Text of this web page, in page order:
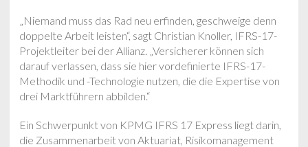
„Niemand muss das Rad neu erfinden, geschweige denn
doppelte Arbeit leisten“, sagt Christian Knoller, IFRS-17-
Projektleiter bei der Allianz. „Versicherer können sich
darauf verlassen, dass sie hier vordefinierte IFRS-17-
Methodik und -Technologie nutzen, die die Expertise von
drei Marktführern abbilden.“
Ein Schwerpunkt von KPMG IFRS 17 Express liegt darin,
die Zusammenarbeit von Aktuariat, Risikomanagement